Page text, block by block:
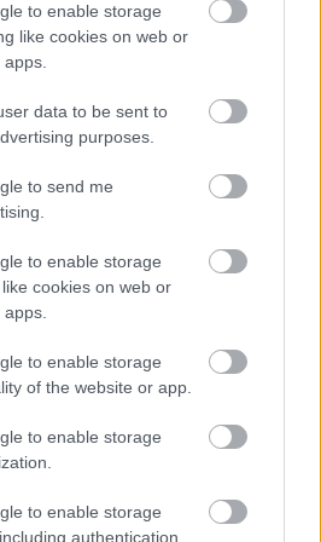
to enable storage
like cookies on web or
data to be sent to
purposes.
to send me
to enable storage
cookies on web or
to enable storage
of the website or app.
to enable storage
to enable storage
authentication
sytuacja w tabeli
> Klasa A, gr. III gospodarze (Hetman
10. miejsce
mecze obu drużyn oraz statystyki
vs. Sokół Pień - relacja, wynik na
Wisłocka - Sokół Pień znajdziesz na
zakończeniu. Jeżeli szukasz informacji
Dąbrówka Wisłocka vs. Sokół Pień
jest
albo innych spotkań
znajdziesz takie informacje na naszym
nie pojawi się stream online z tego
Rzeszów |ITA TOOLS Stal Mielec